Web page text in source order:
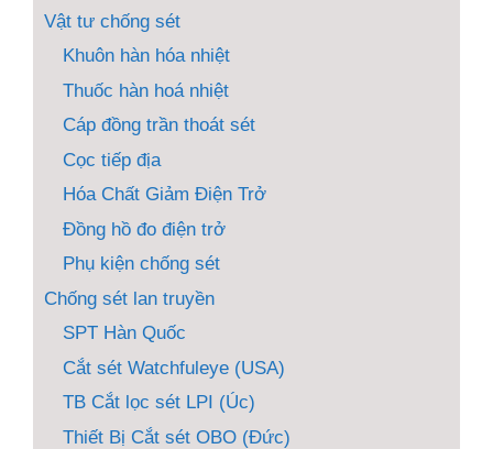
Vật tư chống sét
Khuôn hàn hóa nhiệt
Thuốc hàn hoá nhiệt
Cáp đồng trần thoát sét
Cọc tiếp địa
Hóa Chất Giảm Điện Trở
Đồng hồ đo điện trở
Phụ kiện chống sét
Chống sét lan truyền
SPT Hàn Quốc
Cắt sét Watchfuleye (USA)
TB Cắt lọc sét LPI (Úc)
Thiết Bị Cắt sét OBO (Đức)